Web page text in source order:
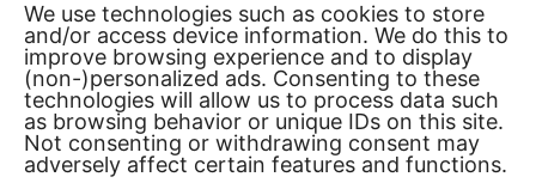
We use technologies such as cookies to store
and/or access device information. We do this to
improve browsing experience and to display
(non-)personalized ads. Consenting to these
technologies will allow us to process data such
as browsing behavior or unique IDs on this site.
Not consenting or withdrawing consent may
adversely affect certain features and functions.
✔ Je n’aime pas le réglage des pédales avec du
velcro
✔ L’angle des pédales n’est pas ajustable